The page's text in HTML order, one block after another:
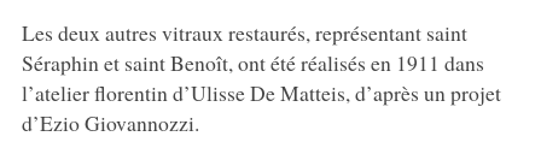
Les deux autres vitraux restaurés, représentant saint
Séraphin et saint Benoît, ont été réalisés en 1911 dans
l’atelier florentin d’Ulisse De Matteis, d’après un projet
d’Ezio Giovannozzi.